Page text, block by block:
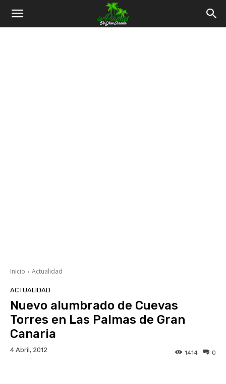
Inicio Actualidad
ACTUALIDAD
Nuevo alumbrado de Cuevas
Torres en Las Palmas de Gran
Canaria
4 Abril, 2012 0
1414